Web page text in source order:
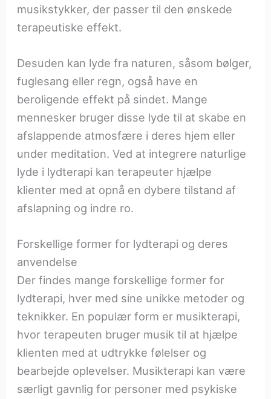
musikstykker, der passer til den ønskede
terapeutiske effekt.
Desuden kan lyde fra naturen, såsom bølger,
fuglesang eller regn, også have en
beroligende effekt på sindet. Mange
mennesker bruger disse lyde til at skabe en
afslappende atmosfære i deres hjem eller
under meditation. Ved at integrere naturlige
lyde i lydterapi kan terapeuter hjælpe
klienter med at opnå en dybere tilstand af
afslapning og indre ro.
Forskellige former for lydterapi og deres
anvendelse
Der findes mange forskellige former for
lydterapi, hver med sine unikke metoder og
teknikker. En populær form er musikterapi,
hvor terapeuten bruger musik til at hjælpe
klienten med at udtrykke følelser og
bearbejde oplevelser. Musikterapi kan være
særligt gavnlig for personer med psykiske